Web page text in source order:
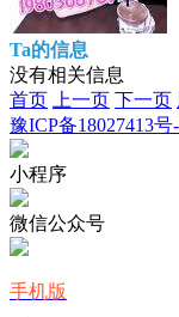
Ta的信息
没有相关信息
首页
上一页 下一页
豫ICP备18027413号-
小程序
微信公众号
手机版